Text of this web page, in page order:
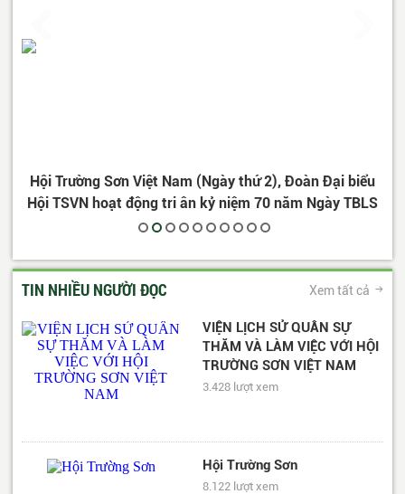
Đại hội Chiến sỹ lái xe Trường Sơn huyện Quỳnh Phụ -
Thái Bình
TIN NHIỀU NGƯỜI ĐỌC Xem tất cả
VIỆN LỊCH SỬ QUÂN SỰ
THĂM VÀ LÀM VIỆC VỚI HỘI
TRƯỜNG SƠN VIỆT NAM
3.428 lượt xem
Hội Trường Sơn
8.122 lượt xem